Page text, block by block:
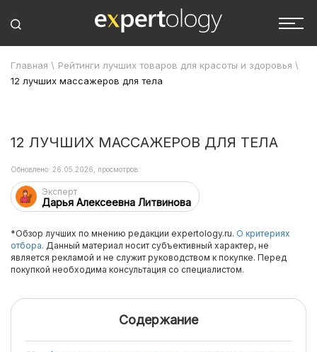
Главная \ Рейтинги лучших товаров для красоты и здоровья \
12 лучших массажеров для тела
12 ЛУЧШИХ МАССАЖЕРОВ ДЛЯ ТЕЛА
Эксперт
Дарья Алексеевна Литвинова
Обновлено: 26.05.2026, просмотров:
*Обзор лучших по мнению редакции expertology.ru. О критериях
отбора. Данный материал носит субъективный характер, не
является рекламой и не служит руководством к покупке. Перед
покупкой необходима консультация со специалистом.
Содержание